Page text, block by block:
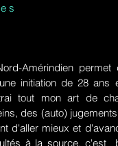
Amérindien
initiation de 28
tout mon art de
des (auto)
d'aller mieux et
à la source,